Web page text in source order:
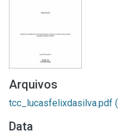
Arquivos
tcc_lucasfelixdasilva.pdf
Data